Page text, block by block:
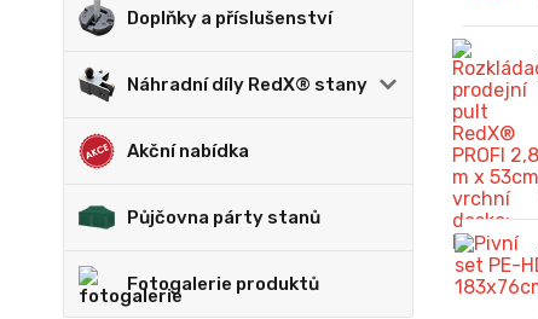
Doplňky a příslušenství
Náhradní díly RedX® stany
Akční nabídka
Půjčovna párty stanů
Fotogalerie produktů